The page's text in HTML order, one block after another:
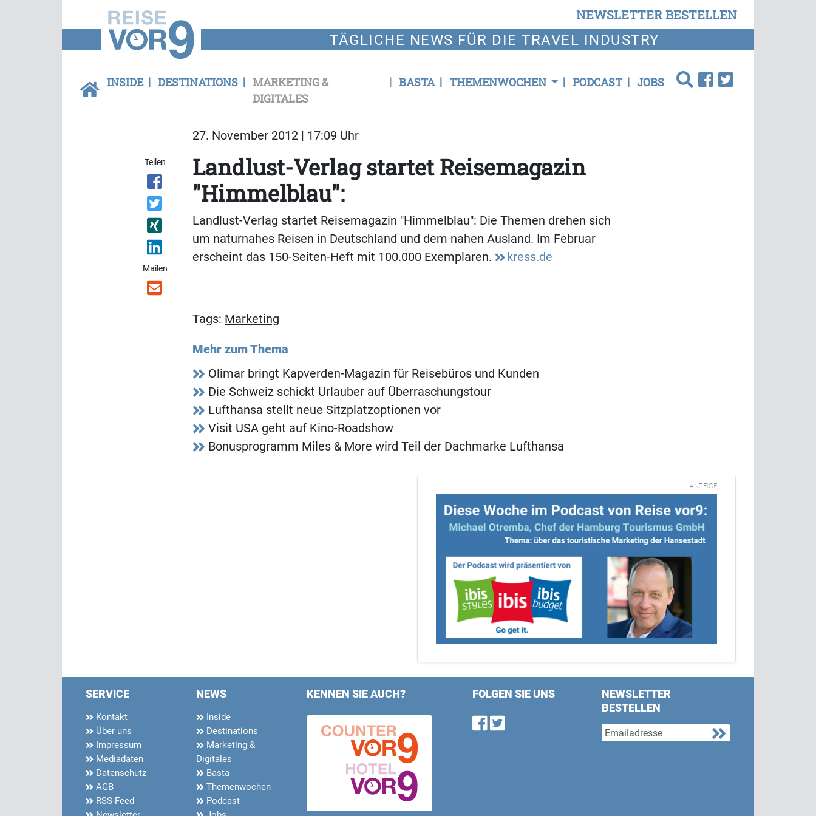
NEWSLETTER BESTELLEN
TÄGLICHE NEWS FÜR DIE TRAVEL INDUSTRY
INSIDE DESTINATIONS
MARKETING &
DIGITALES
BASTA THEMENWOCHEN PODCAST JOBS
27. November 2012 | 17:09 Uhr
Teilen
Mailen
Landlust-Verlag startet Reisemagazin
"Himmelblau":
Landlust-Verlag startet Reisemagazin "Himmelblau": Die Themen drehen sich
um naturnahes Reisen in Deutschland und dem nahen Ausland. Im Februar
erscheint das 150-Seiten-Heft mit 100.000 Exemplaren.
kress.de
Tags: Marketing
Mehr zum Thema
Olimar bringt Kapverden-Magazin für Reisebüros und Kunden
Die Schweiz schickt Urlauber auf Überraschungstour
Lufthansa stellt neue Sitzplatzoptionen vor
Visit USA geht auf Kino-Roadshow
Bonusprogramm Miles & More wird Teil der Dachmarke Lufthansa
ANZEIGE
SERVICE
Kontakt
Über uns
Impressum
Mediadaten
Datenschutz
AGB
RSS-Feed
NEWS
Inside
Destinations
Marketing &
Digitales
Basta
Themenwochen
Podcast
KENNEN SIE AUCH? FOLGEN SIE UNS
Find us on Facebook
Follow us on Twitter
NEWSLETTER
BESTELLEN